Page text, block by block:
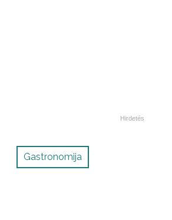
Gastronomija